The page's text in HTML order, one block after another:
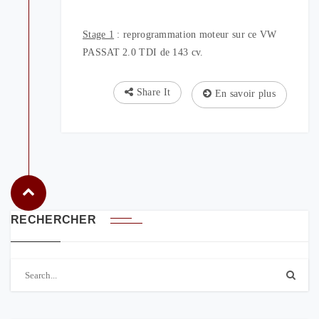
Stage 1 : reprogrammation moteur sur ce VW
PASSAT 2.0 TDI de 143 cv.
En savoir plus
Share It
RECHERCHER